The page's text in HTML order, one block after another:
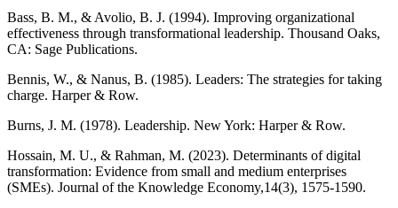
Bass, B. M., & Avolio, B. J. (1994). Improving organizational
effectiveness through transformational leadership. Thousand Oaks,
CA: Sage Publications.
Bennis, W., & Nanus, B. (1985). Leaders: The strategies for taking
charge. Harper & Row.
Burns, J. M. (1978). Leadership. New York: Harper & Row.
Hossain, M. U., & Rahman, M. (2023). Determinants of digital
transformation: Evidence from small and medium enterprises
(SMEs). Journal of the Knowledge Economy,14(3), 1575-1590.